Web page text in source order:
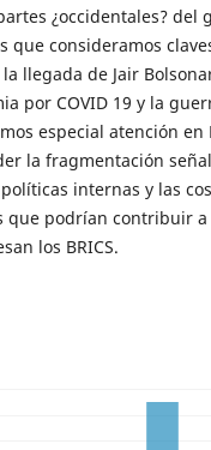
¿occidentales? del
que consideramos
llegada de Jair
por COVID 19 y la
especial atención en
la fragmentación
internas y las
que podrían contribuir
los BRICS.